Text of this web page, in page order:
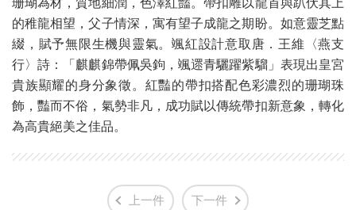
珊瑚為材，質地細潤，色澤紅豔。帶扣雕以龍首與趴伏其上
的稚龍相望，父子情深，寓有望子成龍之期盼。如意靈芝點
綴，賦予無限生機與靈氣。颯紅設計意取唐．王維〈燕支
行〉詩：「麒麒錦帶佩吳鉤，颯遝青驪躍紫騮」表現出皇宮
貴族顯耀的身分象徵。紅豔的帶扣搭配色彩濃烈的珊瑚珠
飾，豔而不俗，氣勢非凡，成功賦以傳統帶扣新意象，轉化
為高貴絕美之佳品。
上一件 下一件